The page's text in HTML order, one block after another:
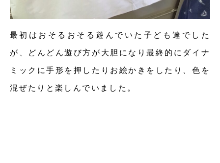
最初はおそるおそる遊んでいた子ども達でした
が、どんどん遊び方が大胆になり最終的にダイナ
ミックに手形を押したりお絵かきをしたり、色を
混ぜたりと楽しんでいました。